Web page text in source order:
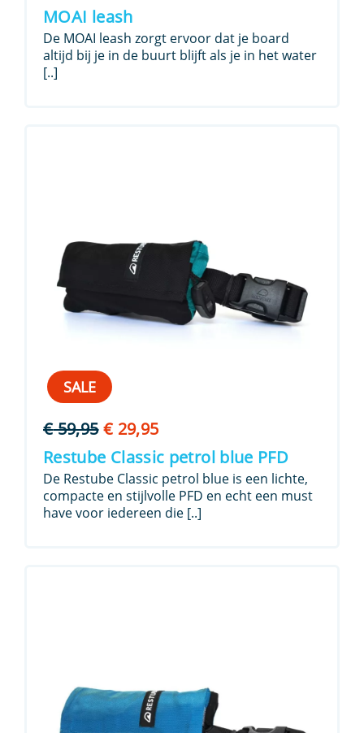
MOAI leash
De MOAI leash zorgt ervoor dat je board
altijd bij je in de buurt blijft als je in het water
[..]
SALE
€59,95 Oorspronkelijke
prijs
was:
€ 59,95.
€29,95Huidige
prijs
is:
€ 29,95.
Restube Classic petrol blue PFD
De Restube Classic petrol blue is een lichte,
compacte en stijlvolle PFD en echt een must
have voor iedereen die [..]